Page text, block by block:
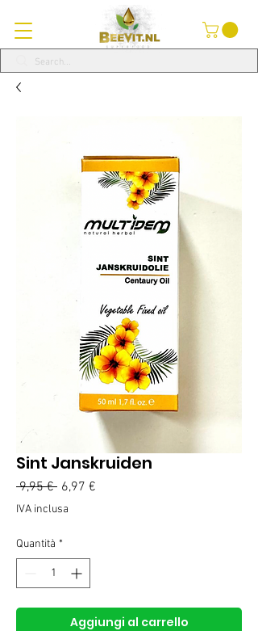
Sint Janskruiden
9,95 € Prezzo
regolare
6,97 €
IVA inclusa
Quantità *
Aggiungi al carrello